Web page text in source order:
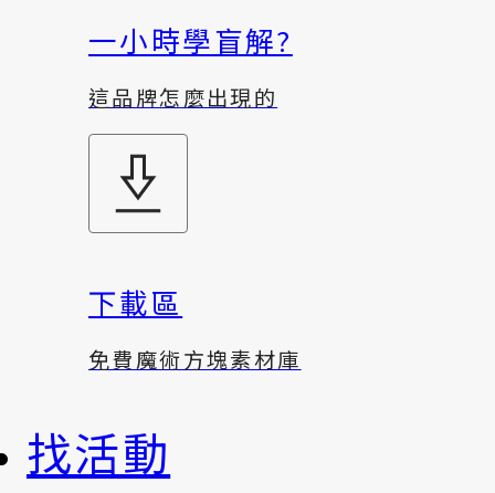
一小時學盲解?
這品牌怎麼出現的
下載區
免費魔術方塊素材庫
找活動